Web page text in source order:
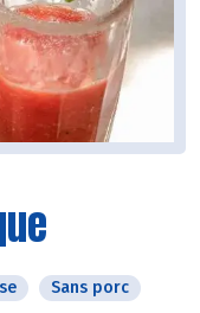
Sans porc